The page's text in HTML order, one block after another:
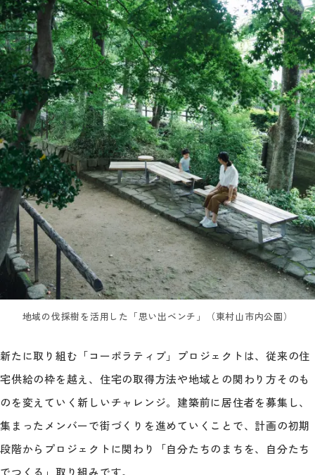
地域の伐採樹を活用した「思い出ベンチ」（東村山市内公園）
新たに取り組む「コーポラティブ」プロジェクトは、従来の住
宅供給の枠を越え、住宅の取得方法や地域との関わり方そのも
のを変えていく新しいチャレンジ。建築前に居住者を募集し、
集まったメンバーで街づくりを進めていくことで、計画の初期
段階からプロジェクトに関わり「自分たちのまちを、自分たち
でつくる」取り組みです。